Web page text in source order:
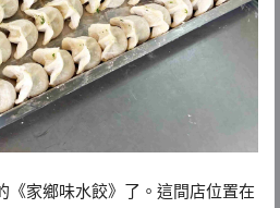
《家鄉味水餃》了。這間店位置在